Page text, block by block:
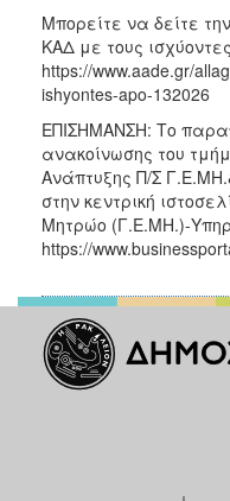
Μπορείτε να δείτε
ΚΑΔ με τους
https://www.aade.gr/
ishyontes-apo-132026
ΕΠΙΣΗΜΑΝΣΗ: Το
ανακοίνωσης του
Ανάπτυξης Π/Σ
στην κεντρική
Μητρώο (Γ.Ε.ΜΗ.)-
https://